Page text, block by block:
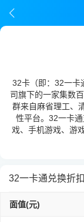
32卡（即：32一卡
司旗下的一家集数
群来自麻省理工、
性平台。32一卡
戏、手机游戏、游
32一卡通兑换折
面值(元)